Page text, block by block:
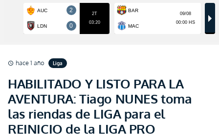
schedule hace 1 año Liga
HABILITADO Y LISTO PARA LA
AVENTURA: Tiago NUNES toma
las riendas de LIGA para el
REINICIO de la LIGA PRO